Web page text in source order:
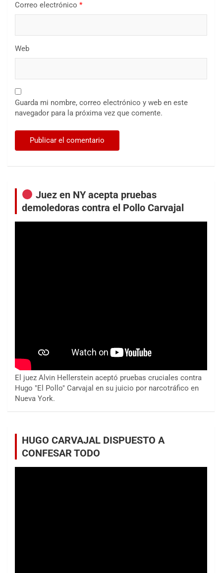
Correo electrónico *
Web
Guarda mi nombre, correo electrónico y web en este
navegador para la próxima vez que comente.
Juez en NY acepta pruebas
demoledoras contra el Pollo Carvajal
El juez Alvin Hellerstein aceptó pruebas cruciales contra
Hugo "El Pollo" Carvajal en su juicio por narcotráfico en
Nueva York.
HUGO CARVAJAL DISPUESTO A
CONFESAR TODO